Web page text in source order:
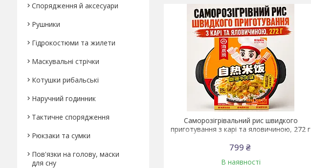
Саморозігрівальний рис швидкого
приготування з карі та яловичиною, 272 г
799 ₴
В наявності
Спорядження й аксесуари
Рушники
Гідрокостюми та жилети
Маскувальні стрічки
Котушки рибальські
Наручний годинник
Тактичне спорядження
Рюкзаки та сумки
Пов'язки на голову, маски
для сну